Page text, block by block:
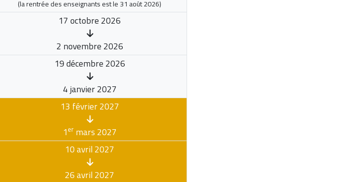
(la rentrée des enseignants est le 31 août 2026)
17 octobre 2026
2 novembre 2026
19 décembre 2026
4 janvier 2027
13 février 2027
1ermars 2027
10 avril 2027
26 avril 2027